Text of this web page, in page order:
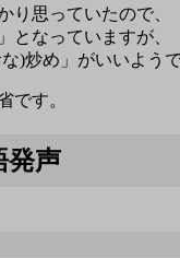
り思っていたので、
となっていますが、
)炒め」がいいよう
です。
発声